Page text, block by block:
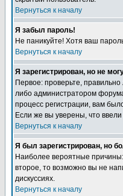
Вернуться к началу
Я забыл пароль!
Не паникуйте! Хотя ваш
Вернуться к началу
Я зарегистрирован, но не
Первое: проверьте,
либо администратором
процесс регистрации, вам
Если же вы уверены, что
Вернуться к началу
Я был зарегистрирован, но
Наиболее вероятные
второе, то возможно вы не
дискуссиях.
Вернуться к началу